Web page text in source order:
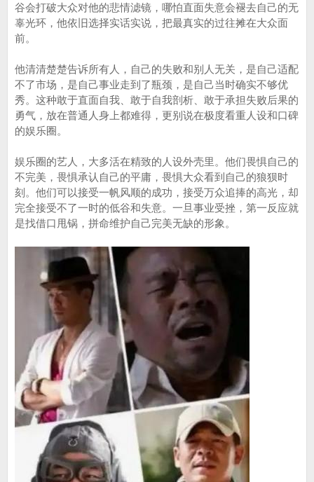
谷会打破大众对他的悲情滤镜，哪怕直面失意会褪去自己的无
辜光环，他依旧选择实话实说，把最真实的过往摊在大众面
前。
他清清楚楚告诉所有人，自己的失败和别人无关，是自己适配
不了市场，是自己事业走到了瓶颈，是自己当时确实不够优
秀。这种敢于直面自我、敢于自我剖析、敢于承担失败后果的
勇气，放在普通人身上都难得，更别说在极度看重人设和口碑
的娱乐圈。
娱乐圈的艺人，大多活在精致的人设外壳里。他们畏惧自己的
不完美，畏惧承认自己的平庸，畏惧大众看到自己的狼狈时
刻。他们可以接受一帆风顺的成功，接受万众追捧的高光，却
完全接受不了一时的低谷和失意。一旦事业受挫，第一反应就
是找借口甩锅，拼命维护自己完美无缺的形象。